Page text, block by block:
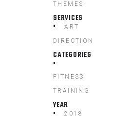
THEMES
SERVICES
ART
DIRECTION
CATEGORIES
FITNESS
TRAINING
YEAR
2018